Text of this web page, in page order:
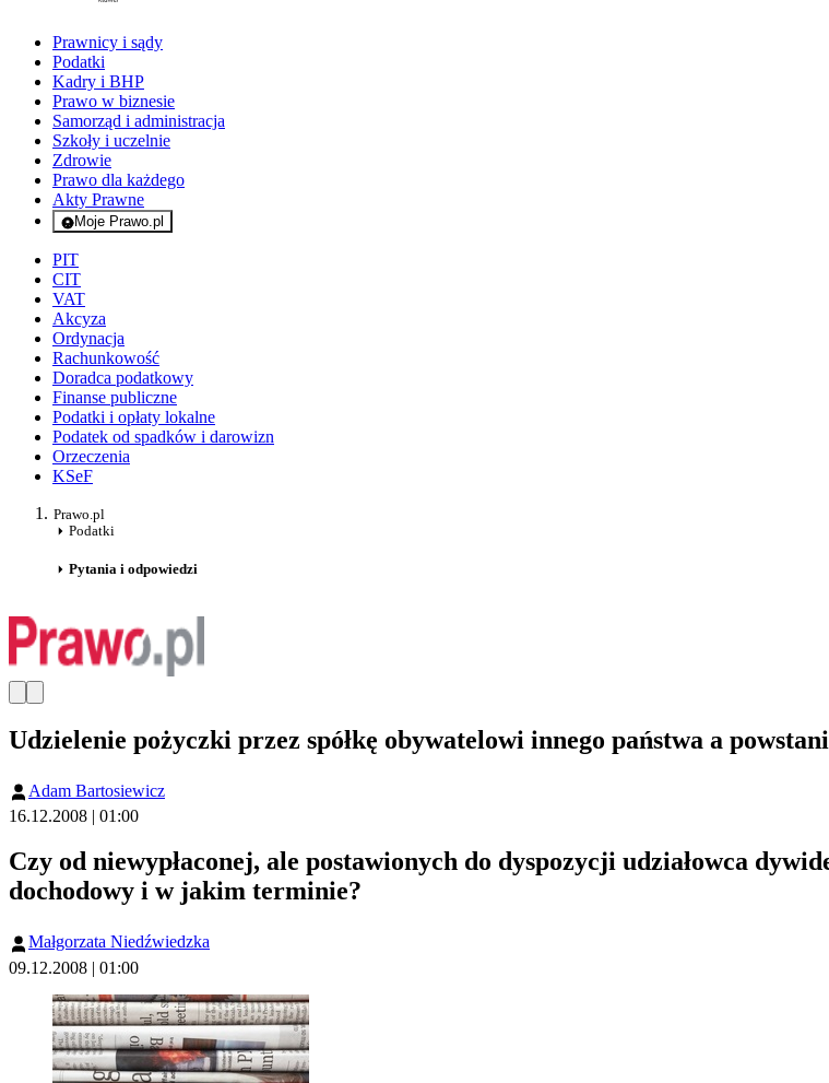
Prawnicy i sądy
Podatki
Kadry i BHP
Prawo w biznesie
Samorząd i administracja
Szkoły i uczelnie
Zdrowie
Prawo dla każdego
Akty Prawne
Moje Prawo.pl
- rejestracja i logowanie do serwisu
PIT
CIT
VAT
Akcyza
Ordynacja
Rachunkowość
Doradca podatkowy
Finanse publiczne
Podatki i opłaty lokalne
Podatek od spadków i darowizn
Orzeczenia
KSeF
Prawo.pl
Podatki
Pytania i odpowiedzi
Udzielenie pożyczki przez spółkę obywatelowi innego państwa a
Adam Bartosiewicz
16.12.2008 | 01:00
Czy od niewypłaconej, ale postawionych do dyspozycji udziałowca
dochodowy i w jakim terminie?
Małgorzata Niedźwiedzka
09.12.2008 | 01:00